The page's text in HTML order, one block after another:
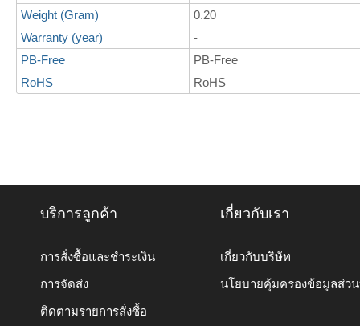
Weight (Gram)
0.20
Warranty (year)
-
PB-Free
PB-Free
RoHS
RoHS
บริการลูกค้า
การสั่งซื้อและชำระเงิน
การจัดส่ง
ติดตามรายการสั่งซื้อ
เกี่ยวกับเรา
เกี่ยวกับบริษัท
นโยบายคุ้มครองข้อมูลส่ว